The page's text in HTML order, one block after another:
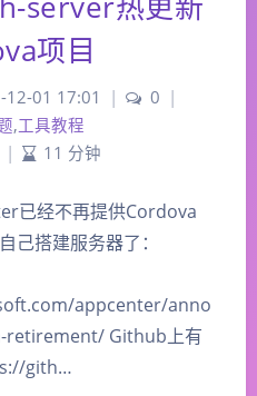
项目
12-01 17:01 | 0 |
,工具教程
| 11 分钟
已经不再提供Cordova
己搭建服务器了：
appcenter/anno
retirement/ Github上有
gith…